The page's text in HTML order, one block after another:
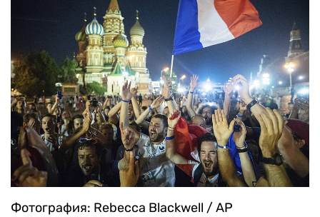
Фотография: Rebecca Blackwell / AP